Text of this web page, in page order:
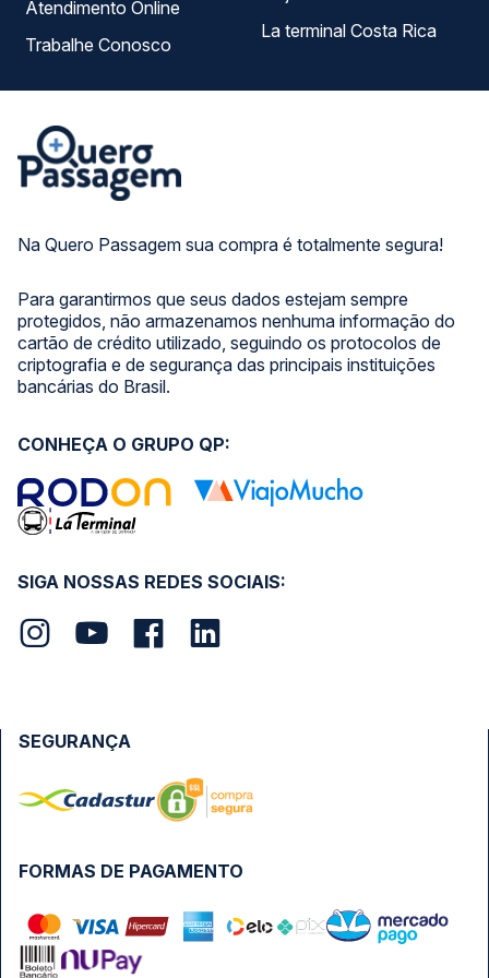
Na Quero Passagem sua compra é totalmente segura!
Para garantirmos que seus dados estejam sempre
protegidos, não armazenamos nenhuma informação do
cartão de crédito utilizado, seguindo os protocolos de
criptografia e de segurança das principais instituições
bancárias do Brasil.
Atendimento Online
Trabalhe Conosco
La terminal Costa Rica
SIGA NOSSAS REDES SOCIAIS:
CONHEÇA O GRUPO QP:
FORMAS DE PAGAMENTO
SEGURANÇA